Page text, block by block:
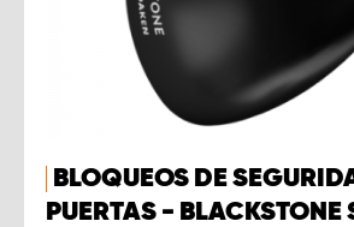
BLOQUEOS DE
PUERTAS - BLACKSTONE